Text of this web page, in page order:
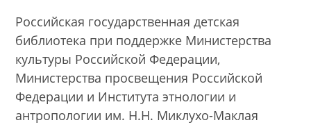
Российская государственная детская
библиотека при поддержке Министерства
культуры Российской Федерации,
Министерства просвещения Российской
Федерации и Института этнологии и
антропологии им. Н.Н. Миклухо-Маклая